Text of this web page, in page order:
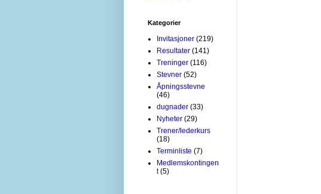
Kategorier
Invitasjoner (219)
Resultater (141)
Treninger (116)
Stevner (52)
Åpningsstevne
(46)
dugnader (33)
Nyheter (29)
Trener/lederkurs
(18)
Terminliste (7)
Medlemskontingen
t (5)